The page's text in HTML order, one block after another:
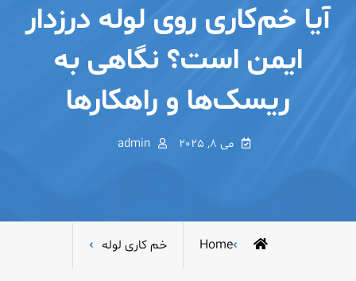
آیا خم‌کاری روی لوله درزدار
ایمن است؟ نگاهی به
ریسک‌ها و راهکارها
می 8, 2025 admin
Home خم کاری لوله